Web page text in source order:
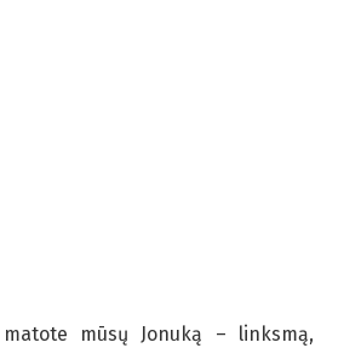
matote mūsų Jonuką – linksmą,